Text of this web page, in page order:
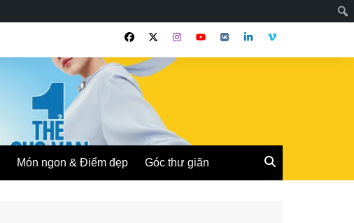
Món ngon & Điểm đẹp Góc thư giãn